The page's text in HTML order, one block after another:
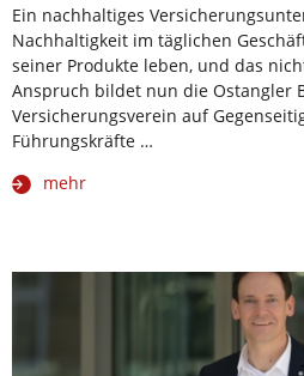
Ein nachhaltiges
Nachhaltigkeit im täglichen
seiner Produkte leben, und das
Anspruch bildet nun die Ostangler
Versicherungsverein auf
Führungskräfte …
mehr